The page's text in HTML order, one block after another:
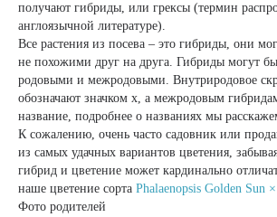
получают гибриды, или грексы (термин
англоязычной литературе).
Все растения из посева – это гибриды, они
не похожими друг на друга. Гибриды могут
родовыми и межродовыми. Внутриродовое
обозначают значком х, а межродовым
название, подробнее о названиях мы
К сожалению, очень часто садовник или
из самых удачных вариантов цветения,
гибрид и цветение может кардинально
наше цветение сорта Phalaenopsis Golden Sun
Фото родителей